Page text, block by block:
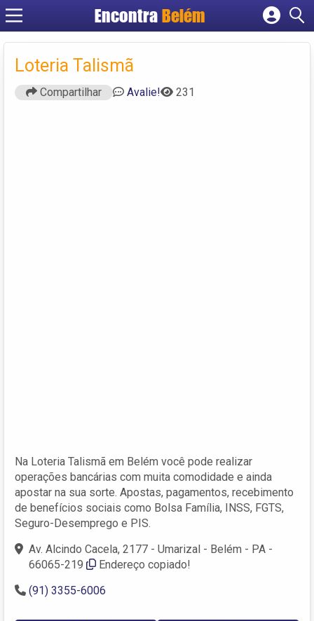
EncontraBelém
Cadastrar empresa
Loteria Talismã
Compartilhar Avalie! 231
Na Loteria Talismã em Belém você pode realizar
operações bancárias com muita comodidade e ainda
apostar na sua sorte. Apostas, pagamentos, recebimento
de benefícios sociais como Bolsa Família, INSS, FGTS,
Seguro-Desemprego e PIS.
Av. Alcindo Cacela, 2177 - Umarizal - Belém - PA -
66065-219
Endereço copiado!
(91) 3355-6006